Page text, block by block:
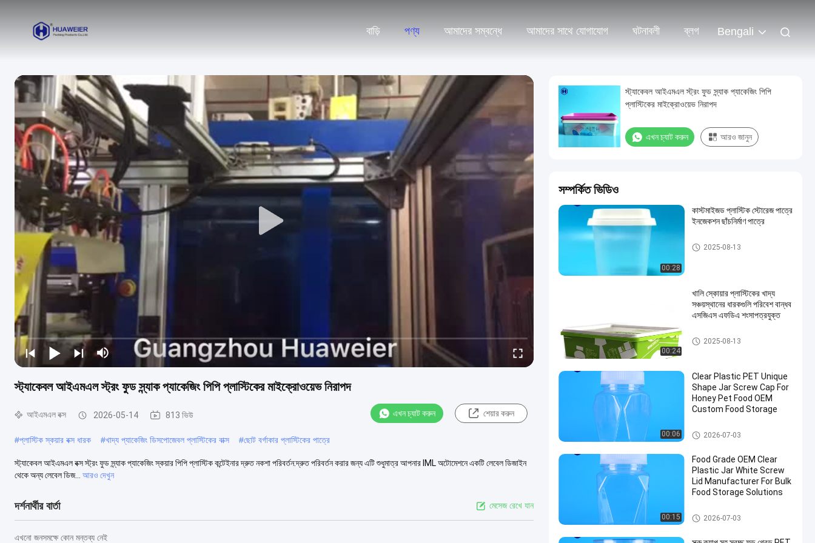
বাড়ি পণ্য আমাদের সম্বন্ধে আমাদের সাথে যোগাযোগ ঘটনাবলী ব্লগ Bengali
স্ট্যাকেবল আইএমএল স্ট্রং ফুড স্ন্যাক প্যাকেজিং পিপি প্লাস্টিকের মাইক্রোওয়েভ নিরাপদ
আইএমএল বক্স 2026-05-14 813 ভিউ এখন চ্যাট করুন শেয়ার করুন
#প্লাস্টিক স্কয়ার বক্স ধারক #খাদ্য প্যাকেজিং ডিসপোজেবল প্লাস্টিকের বাক্স #ছোট বর্গাকার প্লাস্টিকের পাত্রে
স্ট্যাকেবল আইএমএল বক্স স্ট্রং ফুড স্ন্যাক প্যাকেজিং স্কয়ার পিপি প্লাস্টিক কন্টেইনার দ্রুত নকশা পরিবর্তন:দ্রুত পরিবর্তন করার জন্য এটি শুধুমাত্র আপনার IML অটোমেশনে একটি লেবেল ডিজাইন
থেকে অন্য লেবেল ডিজ...
আরও দেখুন
দর্শনার্থীর বার্তা মেসেজ রেখে যান
এখনো জনসমক্ষে কোন মন্তব্য নেই
স্ট্যাকেবল আইএমএল স্ট্রং ফুড স্ন্যাক প্যাকেজিং পিপি
প্লাস্টিকের মাইক্রোওয়েভ নিরাপদ
এখন চ্যাট করুন আরও জানুন
সম্পর্কিত ভিডিও
00:28
কাস্টমাইজড প্লাস্টিক স্টোরেজ পাত্রে
ইনজেকশন ছাঁচনির্মাণ পাত্রে
আইএমএল প্লাস্টিকের পাত্রে
2025-08-13
00:24
খালি স্কোয়ার প্লাস্টিকের খাদ্য
সঞ্চয়স্থানের ধারকগুলি পরিবেশ বান্ধব
এসজিএস এফডিএ শংসাপত্রযুক্ত
আইএমএল বক্স
2025-08-13
00:06
Clear Plastic PET Unique
Shape Jar Screw Cap For
Honey Pet Food OEM
Custom Food Storage
প্লাস্টিকের প্যাকেজিং জার
2026-07-03
00:15
Food Grade OEM Clear
Plastic Jar White Screw
Lid Manufacturer For Bulk
Food Storage Solutions
প্লাস্টিকের প্যাকেজিং জার
2026-07-03